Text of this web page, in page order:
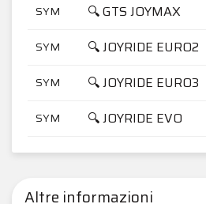
SYM 🔍 GTS JOYMAX
SYM 🔍 JOYRIDE EURO2
SYM 🔍 JOYRIDE EURO3
SYM 🔍 JOYRIDE EVO
Altre informazioni